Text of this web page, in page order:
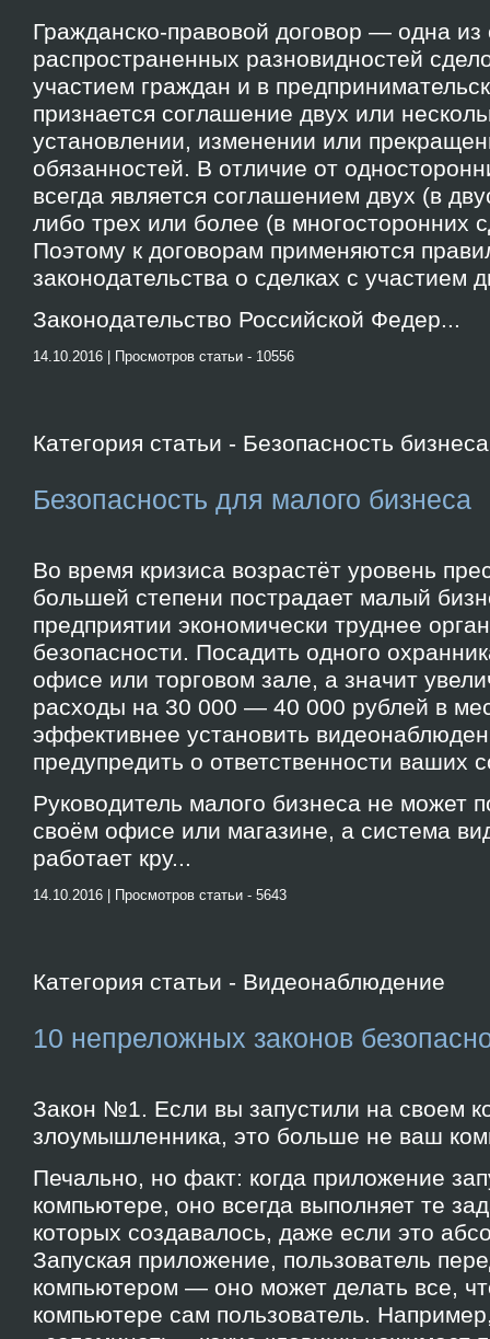
Гражданско-правовой договор — одна
распространенных разновидностей
участием граждан и в
признается соглашение двух или
установлении, изменении или
обязанностей. В отличие от
всегда является соглашением двух (в
либо трех или более (в многосторонних
Поэтому к договорам применяются
законодательства о сделках с участием
Законодательство Российской Федер...
14.10.2016 | Просмотров статьи - 10556
Категория статьи - Безопасность бизнеса
Безопасность для малого бизнеса
Во время кризиса возрастёт уровень
большей степени пострадает малый
предприятии экономически труднее
безопасности. Посадить одного
офисе или торговом зале, а значит
расходы на 30 000 — 40 000 рублей в
эффективнее установить
предупредить о ответственности ваших
Руководитель малого бизнеса не может
своём офисе или магазине, а система
работает кру...
14.10.2016 | Просмотров статьи - 5643
Категория статьи - Видеонаблюдение
10 непреложных законов
Закон №1. Если вы запустили на своем
злоумышленника, это больше не ваш
Печально, но факт: когда приложение
компьютере, оно всегда выполняет те
которых создавалось, даже если это
Запуская приложение, пользователь
компьютером — оно может делать все,
компьютере сам пользователь.